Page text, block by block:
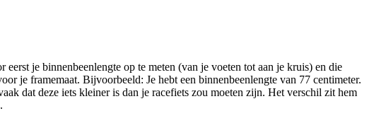
je binnenbeenlengte op te meten (van je voeten tot aan je kruis) en die
je framemaat. Bijvoorbeeld: Je hebt een binnenbeenlengte van 77 centimeter.
dat deze iets kleiner is dan je racefiets zou moeten zijn. Het verschil zit hem